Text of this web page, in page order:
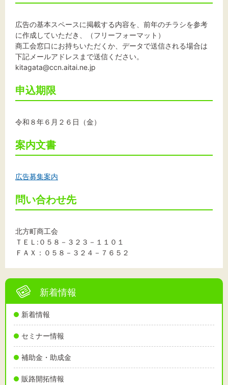
新着情報
新着情報
セミナー情報
補助金・助成金
販路開拓情報
広告の基本スペースに掲載する内容を、前年のチラシを参考
に作成していただき、（フリーフォーマット）
商工会窓口にお持ちいただくか、データで送信される場合は
下記メールアドレスまで送信ください。
kitagata@ccn.aitai.ne.jp
申込期限
令和８年６月２６日（金）
案内文書
広告募集案内
問い合わせ先
北方町商工会
ＴＥＬ:０５８－３２３－１１０１
ＦＡＸ：０５８－３２４－７６５２